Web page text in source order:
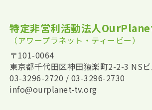
特定非営利活動法人
（アワープラネット・ティービー）
〒101-0064
東京都千代田区神田猿楽町2-2-3 NS
03-3296-2720 / 03-3296-2730
info@ourplanet-tv.org